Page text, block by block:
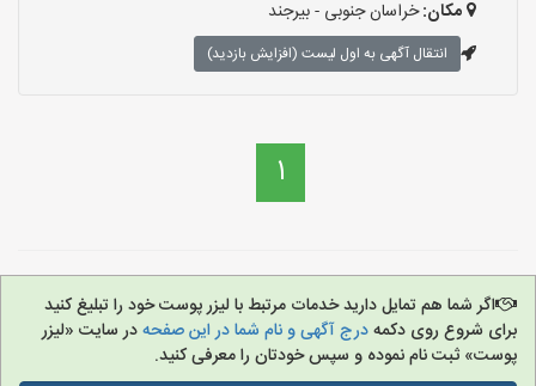
مکان:خراسان جنوبی - بیرجند
انتقال آگهی به اول لیست (افزایش بازدید)
1
اگر شما هم تمایل دارید خدمات مرتبط با لیزر پوست خود را تبلیغ کنید
برای شروع روی دکمهدرج آگهی و نام شما در این صفحهدر سایت «لیزر
پوست» ثبت نام نموده و سپس خودتان را معرفی کنید.